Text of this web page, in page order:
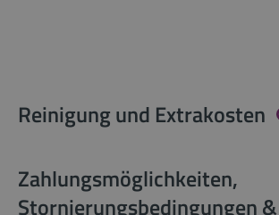
Reinigung und Extrakosten
Zahlungsmöglichkeiten,
Stornierungsbedingungen &